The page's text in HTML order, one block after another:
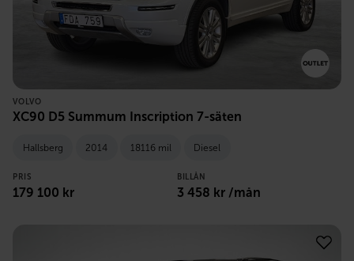
VOLVO
XC90 D5 Summum Inscription 7-säten
Hallsberg 2014 18116 mil Diesel
PRIS
179 100 kr
BILLÅN
3 458 kr /mån